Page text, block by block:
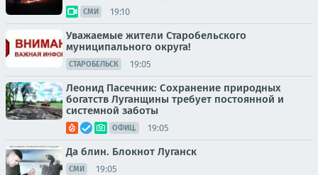
СМИ 19:10
Уважаемые жители Старобельского
муниципального округа!
СТАРОБЕЛЬСК 19:05
Леонид Пасечник: Сохранение природных
богатств Луганщины требует постоянной и
системной заботы
ОФИЦ. 19:05
Да блин. Блокнот Луганск
СМИ 19:05